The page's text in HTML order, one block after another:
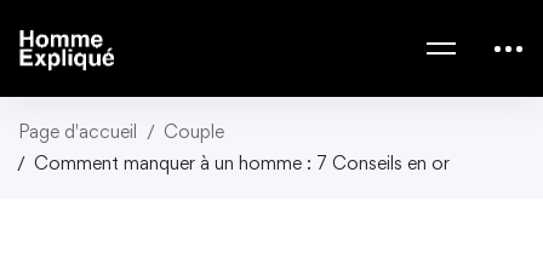
Page d'accueil
Couple
Comment manquer à un homme : 7 Conseils en or